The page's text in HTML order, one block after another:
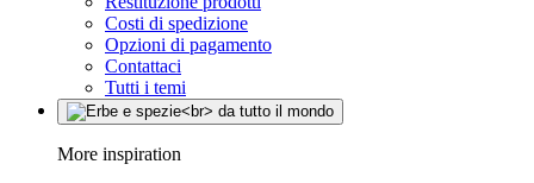
Costi di spedizione
Opzioni di pagamento
Contattaci
Tutti i temi
More inspiration